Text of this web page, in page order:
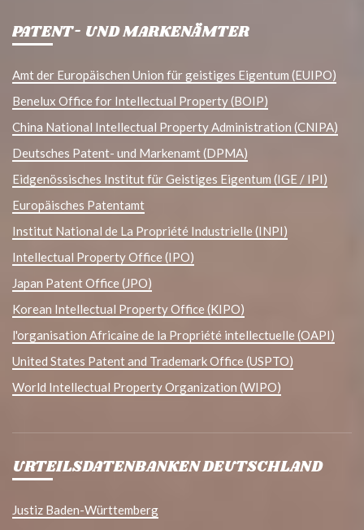
PATENT- UND MARKENÄMTER
Amt der Europäischen Union für geistiges Eigentum (EUIPO)
Benelux Office for Intellectual Property (BOIP)
China National Intellectual Property Administration (CNIPA)
Deutsches Patent- und Markenamt (DPMA)
Eidgenössisches Institut für Geistiges Eigentum (IGE / IPI)
Europäisches Patentamt
Institut National de La Propriété Industrielle (INPI)
Intellectual Property Office (IPO)
Japan Patent Office (JPO)
Korean Intellectual Property Office (KIPO)
l'organisation Africaine de la Propriété intellectuelle (OAPI)
United States Patent and Trademark Office (USPTO)
World Intellectual Property Organization (WIPO)
URTEILSDATENBANKEN DEUTSCHLAND
Justiz Baden-Württemberg